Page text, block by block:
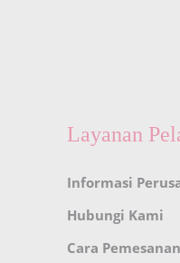
Layanan
Informasi
Hubungi Kami
Cara Pemesanan